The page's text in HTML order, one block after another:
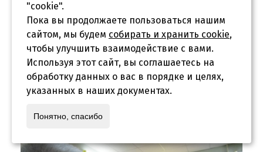
"cookie".
Пока вы продолжаете пользоваться нашим
сайтом, мы будем собирать и хранить cookie,
чтобы улучшить взаимодействие с вами.
Используя этот сайт, вы соглашаетесь на
обработку данных о вас в порядке и целях,
указанных в наших документах.
Понятно, спасибо